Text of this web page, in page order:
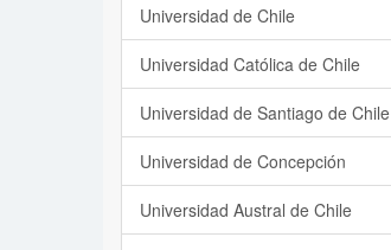
Universidad de Chile
Universidad Católica de Chile
Universidad de Santiago de Chile
Universidad de Concepción
Universidad Austral de Chile